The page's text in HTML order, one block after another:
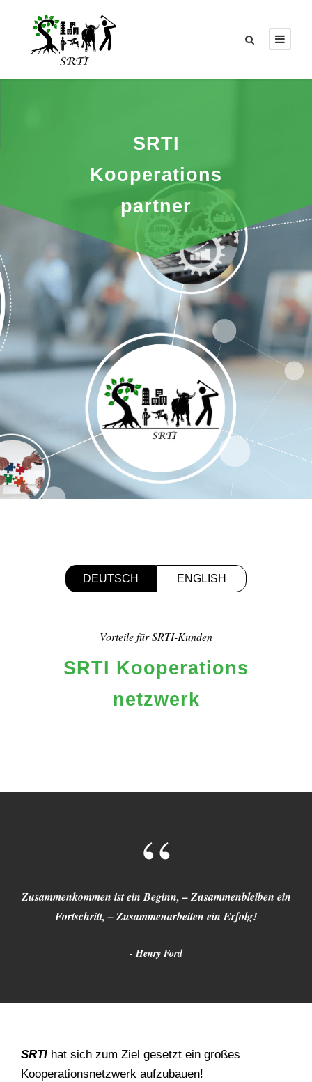
SRTI
Kooperations
partner
DEUTSCH ENGLISH
Vorteile für SRTI-Kunden
SRTI Kooperations
netzwerk
“
Zusammenkommen ist ein Beginn, – Zusammenbleiben ein
Fortschritt, – Zusammenarbeiten ein Erfolg!
Henry Ford
SRTI hat sich zum Ziel gesetzt ein großes
Kooperationsnetzwerk aufzubauen!